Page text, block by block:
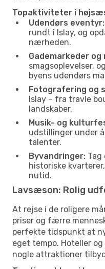
Topaktiviteter i
Udendørs eventyr:
rundt i Islay, og
nærheden.
Gademarkeder og
smagsoplevelser,
byens udendørs
Fotografering og
Islay – fra travle
landskaber.
Musik- og
udstillinger under
talenter.
Byvandringer:
historiske
nutid.
Lavsæson: Rolig
At rejse i de roligere
priser og færre
perfekte tidspunkt at
eget tempo. Hoteller
nogle attraktioner